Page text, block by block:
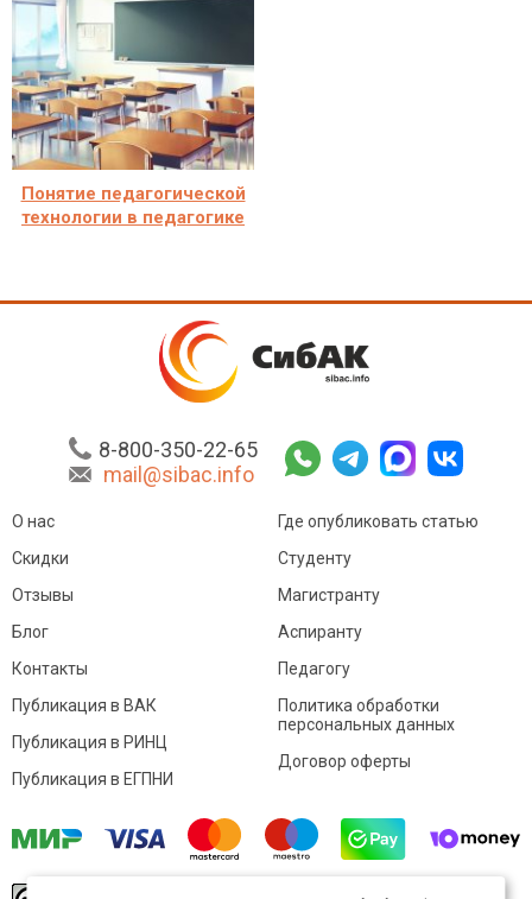
Понятие педагогической
технологии в педагогике
8-800-350-22-65
mail@sibac.info
О нас
Скидки
Отзывы
Блог
Контакты
Где опубликовать статью
Студенту
Магистранту
Аспиранту
Педагогу
Публикация в ВАК
Публикация в РИНЦ
Публикация в ЕГПНИ
Политика обработки
персональных данных
Договор оферты